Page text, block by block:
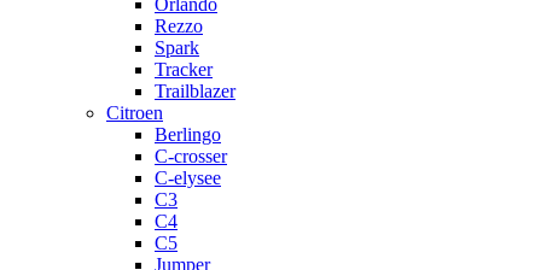
Orlando
Rezzo
Spark
Tracker
Trailblazer
Citroen
Berlingo
C-crosser
C-elysee
C3
C4
C5
Jumper